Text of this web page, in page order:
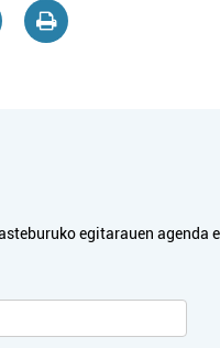
egitarauen agenda